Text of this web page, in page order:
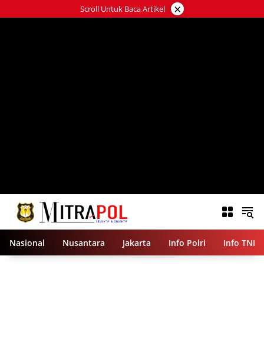
ke
Scroll Untuk Baca Artikel ×
Nasional Nusantara Jakarta Info Polri Info TNI